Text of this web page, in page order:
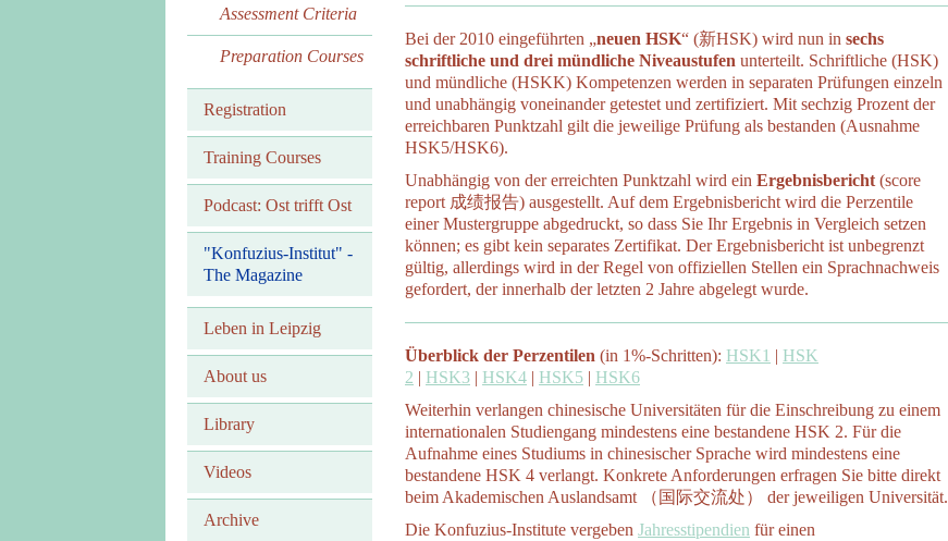
Assessment Criteria
Preparation Courses
Registration
Training Courses
Podcast: Ost trifft Ost
"Konfuzius-Institut" -
The Magazine
Leben in Leipzig
About us
Library
Videos
Archive
Bei der 2010 eingeführten „neuen HSK“ (新HSK) wird nun in sechs
schriftliche und drei mündliche Niveaustufen unterteilt. Schriftliche (HSK)
und mündliche (HSKK) Kompetenzen werden in separaten Prüfungen einzeln
und unabhängig voneinander getestet und zertifiziert. Mit sechzig Prozent der
erreichbaren Punktzahl gilt die jeweilige Prüfung als bestanden (Ausnahme
HSK5/HSK6).
Unabhängig von der erreichten Punktzahl wird ein Ergebnisbericht (score
report 成绩报告) ausgestellt. Auf dem Ergebnisbericht wird die Perzentile
einer Mustergruppe abgedruckt, so dass Sie Ihr Ergebnis in Vergleich setzen
können; es gibt kein separates Zertifikat. Der Ergebnisbericht ist unbegrenzt
gültig, allerdings wird in der Regel von offiziellen Stellen ein Sprachnachweis
gefordert, der innerhalb der letzten 2 Jahre abgelegt wurde.
Überblick der Perzentilen (in 1%-Schritten): HSK1 | HSK
2 | HSK3 | HSK4 | HSK5 | HSK6
Weiterhin verlangen chinesische Universitäten für die Einschreibung zu einem
internationalen Studiengang mindestens eine bestandene HSK 2. Für die
Aufnahme eines Studiums in chinesischer Sprache wird mindestens eine
bestandene HSK 4 verlangt. Konkrete Anforderungen erfragen Sie bitte direkt
beim Akademischen Auslandsamt （国际交流处） der jeweiligen Universität.
Die Konfuzius-Institute vergeben Jahresstipendien für einen